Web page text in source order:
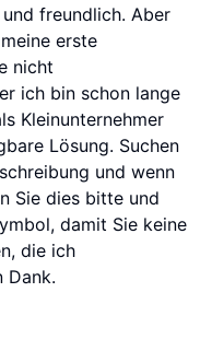
freundlich. Aber
erste
nicht
ich bin schon lange
Kleinunternehmer
Lösung. Suchen
und wenn
Sie dies bitte und
damit Sie keine
die ich
Dank.